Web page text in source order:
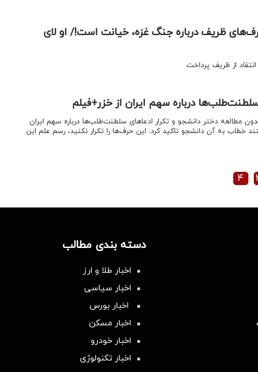
ظریف درباره جنگ غزه، خیانت است!/ او لای
از ظریف پرداخت.
درباره سهم ایران از خزر+فیلم
مطالعه دختر دانشجو و تکرار ادعاهای سلطنت‌طلب‌ها درباره سهم ایران
خطاب به آن دانشجو تاکید کرد: این حرف‌ها را تکرار نکنید، رسم علم این
۴
دسته بندی مطالب
اخبار طلا و ارز
اخبار سیاسی
اخبار بورس
اخبار مسکن
اخبار خودرو
اخبار تکنولوژی